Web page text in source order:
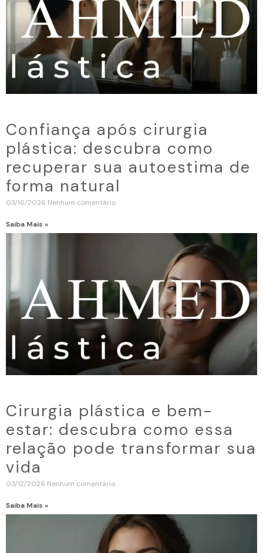
Confiança após cirurgia
plástica: descubra como
recuperar sua autoestima de
forma natural
03/16/2026 Nenhum comentário
Saiba Mais »
Cirurgia plástica e bem-
estar: descubra como essa
relação pode transformar sua
vida
03/12/2026 Nenhum comentário
Saiba Mais »